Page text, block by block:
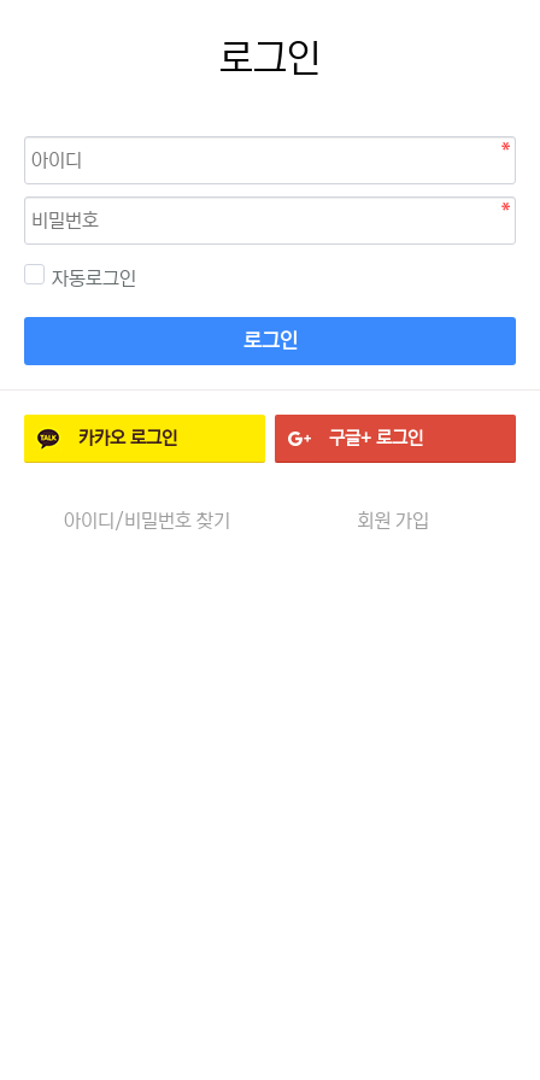
로그인
자동로그인
로그인
카카오로그인 구글+ 로그인
아이디/비밀번호 찾기 회원 가입